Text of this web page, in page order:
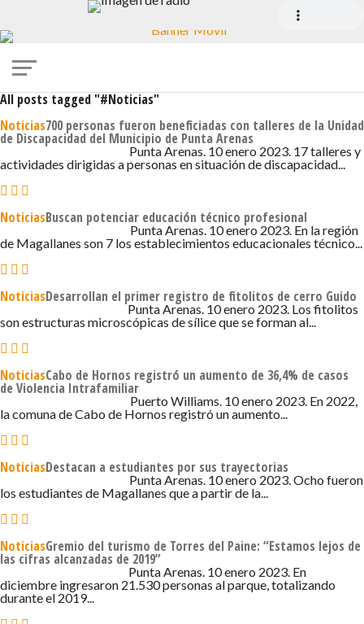
All posts tagged "#Noticias"
Noticias700 personas fueron beneficiadas con talleres de la Unidad
de Discapacidad del Municipio de Punta Arenas
10 DE ENERO DE 2023 - 10:37 Punta Arenas. 10 enero 2023. 17 talleres y
actividades dirigidas a personas en situación de discapacidad...
NoticiasBuscan potenciar educación técnico profesional
10 DE ENERO DE 2023 - 10:34 Punta Arenas. 10 enero 2023. En la región
de Magallanes son 7 los establecimientos educacionales técnico...
NoticiasDesarrollan el primer registro de fitolitos de cerro Guido
10 DE ENERO DE 2023 - 10:31Punta Arenas. 10 enero 2023. Los fitolitos
son estructuras microscópicas de sílice que se forman al...
NoticiasCabo de Hornos registró un aumento de 36,4% de casos
de Violencia Intrafamiliar
Puerto Williams. 10 enero 2023. En 2022,
la comuna de Cabo de Hornos registró un aumento...
NoticiasDestacan a estudiantes por sus trayectorias
Punta Arenas. 10 enero 2023. Ocho fueron
los estudiantes de Magallanes que a partir de la...
NoticiasGremio del turismo de Torres del Paine: “Estamos lejos de
las cifras alcanzadas de 2019”
Punta Arenas. 10 enero 2023. En
diciembre ingresaron 21.530 personas al parque, totalizando
durante el 2019...